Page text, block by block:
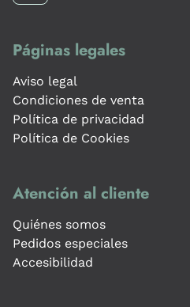
Páginas legales
Aviso legal
Condiciones de venta
Política de privacidad
Política de Cookies
Atención al cliente
Quiénes somos
Pedidos especiales
Accesibilidad